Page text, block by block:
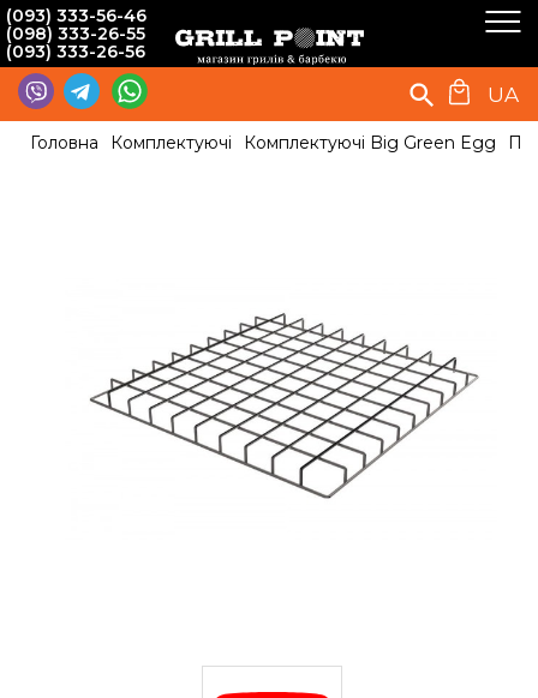
(093) 333-56-46
(098) 333-26-55
(093) 333-26-56
UA
Головна Комплектуючі Комплектуючі Big Green Egg